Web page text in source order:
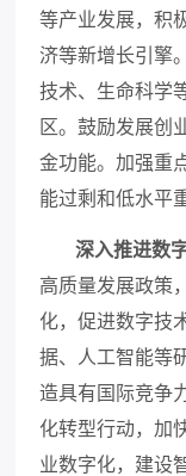
等产业发展，积
济等新增长引擎
技术、生命科学
区。鼓励发展创
金功能。加强重
能过剩和低水平
深入推进数
高质量发展政策
化，促进数字技
据、人工智能等
造具有国际竞争
化转型行动，加
业数字化，建设